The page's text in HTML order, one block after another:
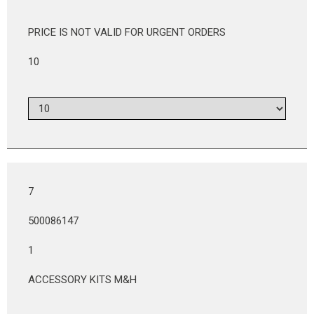
PRICE IS NOT VALID FOR URGENT ORDERS
10
7
500086147
1
ACCESSORY KITS M&H